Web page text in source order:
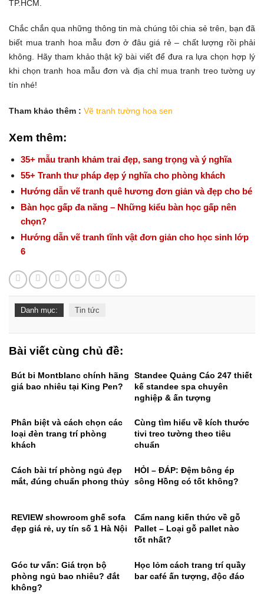
TP.HCM.
Chắc chắn qua những thông tin mà chúng tôi chia sẻ trên, bạn đã
biết mua tranh hoa mẫu đơn ở đâu giá rẻ – chất lượng rồi phải
không. Hãy tham khảo thật kỹ bài viết để đưa ra lựa chọn hợp lý
khi chọn tranh hoa mẫu đơn và địa chỉ mua tranh treo tường uy
tín nhé!
Tham khảo thêm : Vẽ tranh tường hoa sen
Xem thêm:
35+ mẫu tranh khảm trai đẹp, sang trọng và ý nghĩa
55+ Tranh thư pháp đẹp ý nghĩa cho phòng khách
Hướng dẫn vẽ tranh quê hương đơn giản và đẹp cho bé
Bàn học gấp đa năng – Những kiểu bàn học gấp nên
chọn?
Hướng dẫn vẽ tranh tĩnh vật đơn giản cho học sinh lớp
6
Danh mục: Tin tức
Bài viết cùng chủ đề:
Bút bi Montblanc chính hãng
giá bao nhiêu tại King Pen?
Standee Quảng Cáo 247 thiết
kế standee spa chuyên
nghiệp & ấn tượng
Phân biệt và cách chọn các
loại đèn trang trí phòng
khách
Cùng tìm hiểu về kích thước
tivi treo tường theo tiêu
chuẩn
Cách bài trí phòng ngủ đẹp
mắt, đúng chuẩn phong thủy
HỎI – ĐÁP: Đệm bông ép
sông Hồng có tốt không?
REVIEW showroom ghế sofa
đẹp giá rẻ, uy tín số 1 Hà Nội
Cẩm nang kiến thức về gỗ
Pallet – Loại gỗ pallet nào
tốt nhất?
Góc tư vấn: Giá trọn bộ
phòng ngủ bao nhiêu? đắt
không?
Học lỏm cách trang trí quầy
bar café ấn tượng, độc đáo